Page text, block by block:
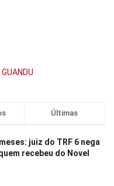
Últimas
juiz do TRF 6 nega
recebeu do Novel